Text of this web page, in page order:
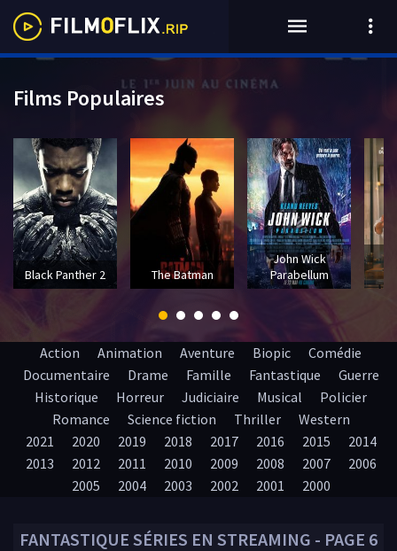
FANTASTIQUE SÉRIES EN STREAMING - PAGE 6
Action Animation Aventure Biopic
Comédie
Documentaire
Drame Famille Fantastique
Guerre
Historique
Horreur Judiciaire Musical
Policier
Romance
Science fiction Thriller
Western
2021
2020 2019 2018 2017 2016 2015
2014
2013
2012 2011 2010 2009 2008 2007
2006
2005
2004 2003 2002 2001 2000
Films Populaires
Black Panther 2 The Batman
John Wick
Parabellum